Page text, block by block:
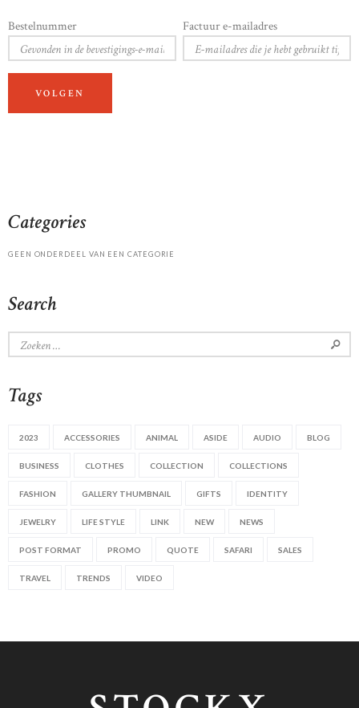
Bestelnummer Factuur e-mailadres
VOLGEN
Categories
GEEN ONDERDEEL VAN EEN CATEGORIE
Search
Zoeken
naar:
Tags
2023 ACCESSORIES ANIMAL ASIDE AUDIO BLOG
BUSINESS CLOTHES COLLECTION COLLECTIONS
FASHION GALLERY THUMBNAIL GIFTS IDENTITY
JEWELRY LIFE STYLE LINK NEW NEWS
POST FORMAT PROMO QUOTE SAFARI SALES
TRAVEL TRENDS VIDEO